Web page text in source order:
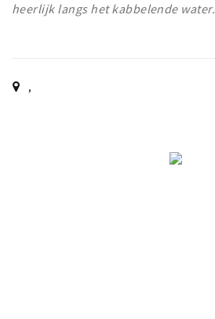
heerlijk langs het kabbelende water.
,